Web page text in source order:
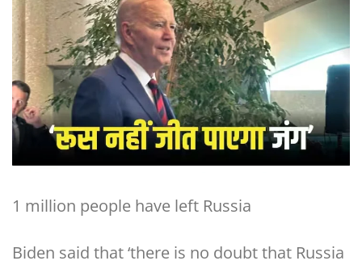
1 million people have left Russia
Biden said that ‘there is no doubt that Russia